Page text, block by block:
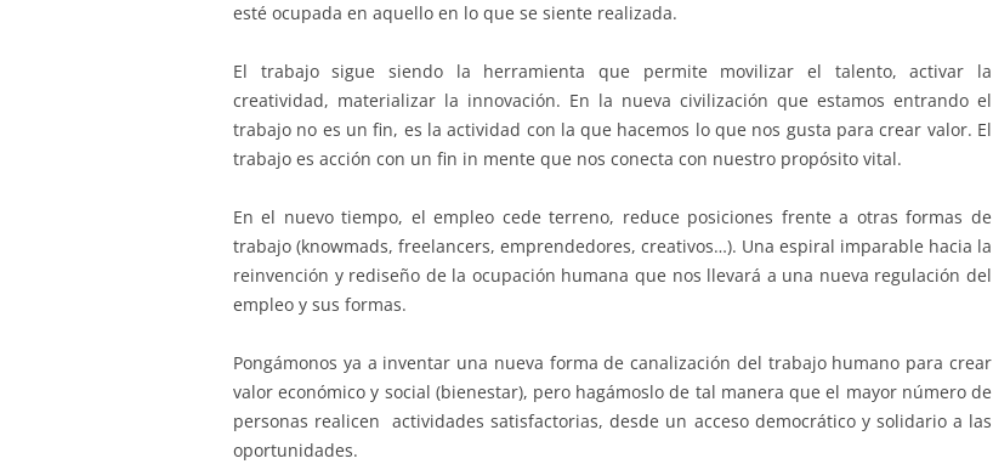
esté ocupada en aquello en lo que se siente realizada.
El trabajo sigue siendo la herramienta que permite movilizar el talento, activar la
creatividad, materializar la innovación. En la nueva civilización que estamos entrando el
trabajo no es un fin, es la actividad con la que hacemos lo que nos gusta para crear valor. El
trabajo es acción con un fin in mente que nos conecta con nuestro propósito vital.
En el nuevo tiempo, el empleo cede terreno, reduce posiciones frente a otras formas de
trabajo (knowmads, freelancers, emprendedores, creativos…). Una espiral imparable hacia la
reinvención y rediseño de la ocupación humana que nos llevará a una nueva regulación del
empleo y sus formas.
Pongámonos ya a inventar una nueva forma de canalización del trabajo humano para crear
valor económico y social (bienestar), pero hagámoslo de tal manera que el mayor número de
personas realicen actividades satisfactorias, desde un acceso democrático y solidario a las
oportunidades.